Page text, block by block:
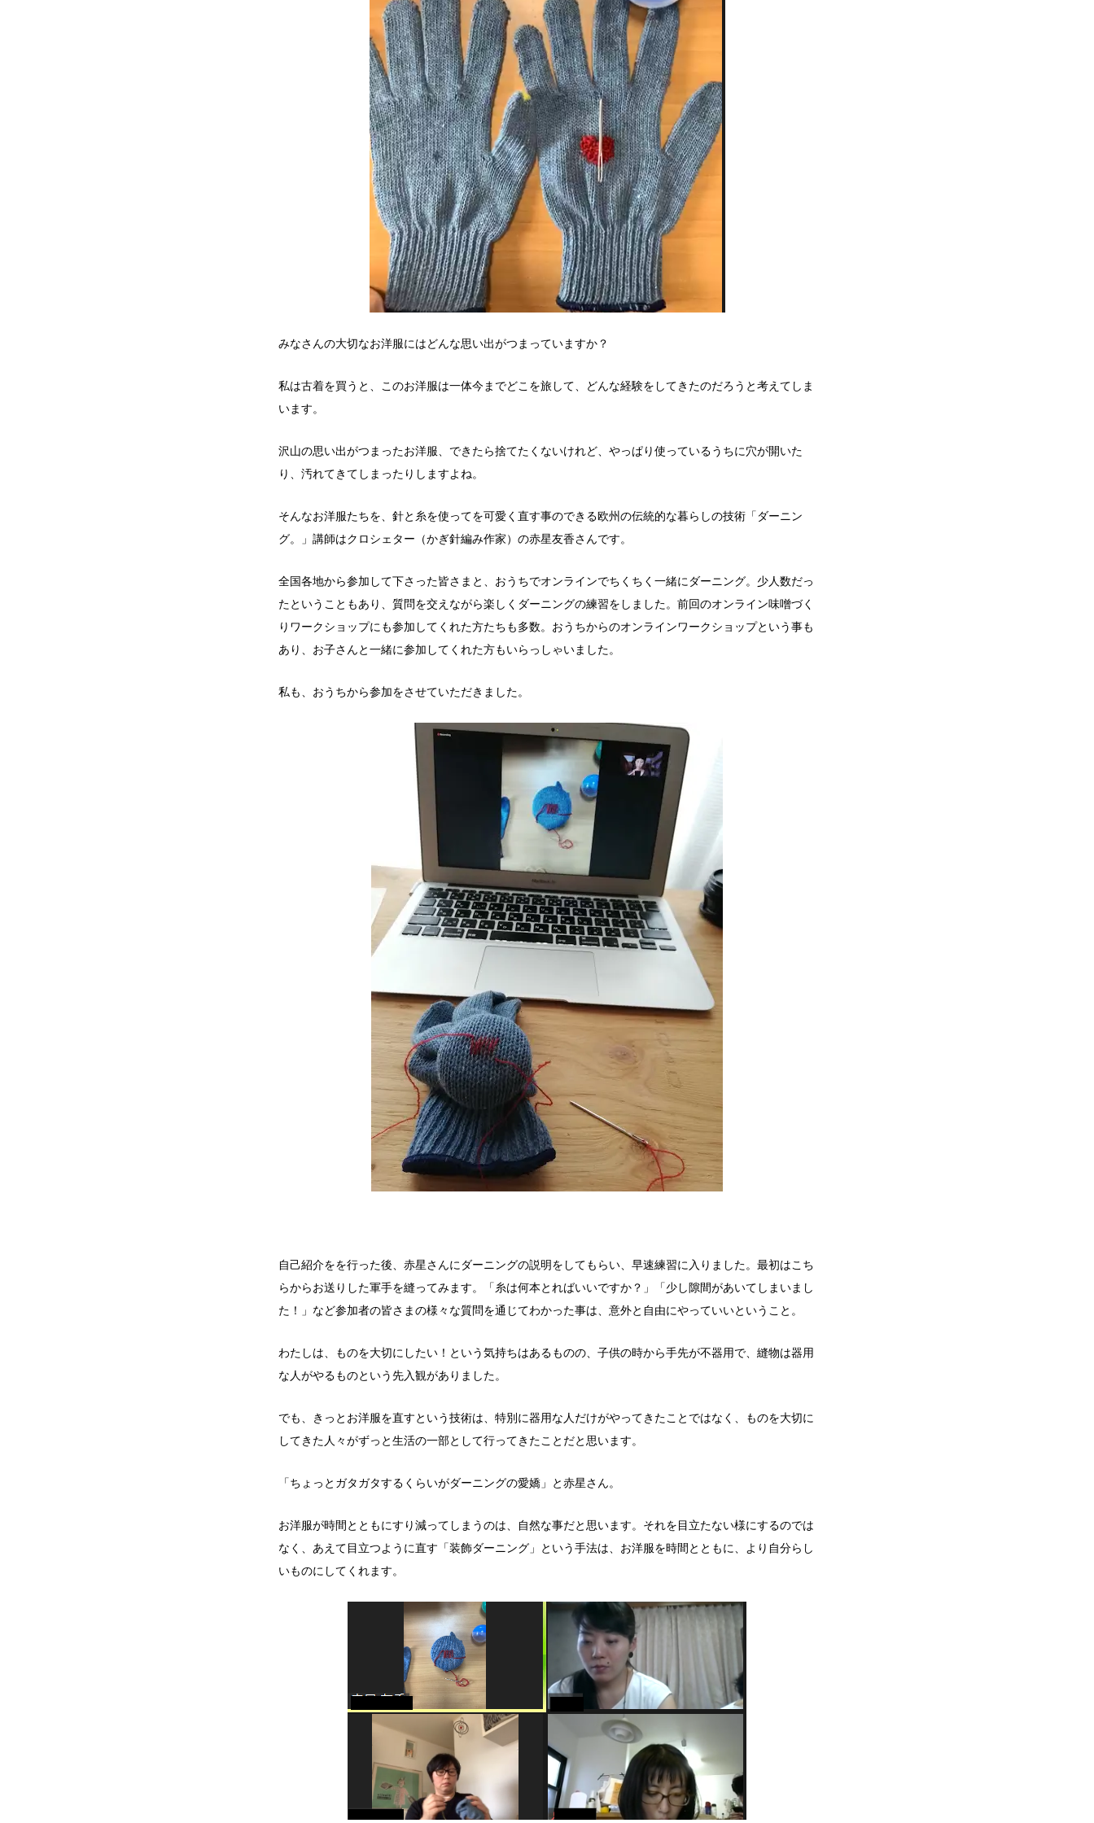
みなさんの大切なお洋服にはどんな思い出がつまっていますか？
私は古着を買うと、このお洋服は一体今までどこを旅して、どんな経験をしてきたのだろうと考えてしま
います。
沢山の思い出がつまったお洋服、できたら捨てたくないけれど、やっぱり使っているうちに穴が開いた
り、汚れてきてしまったりしますよね。
そんなお洋服たちを、針と糸を使ってを可愛く直す事のできる欧州の伝統的な暮らしの技術「ダーニン
グ。」講師はクロシェター（かぎ針編み作家）の赤星友香さんです。
全国各地から参加して下さった皆さまと、おうちでオンラインでちくちく一緒にダーニング。少人数だっ
たということもあり、質問を交えながら楽しくダーニングの練習をしました。前回のオンライン味噌づく
りワークショップにも参加してくれた方たちも多数。おうちからのオンラインワークショップという事も
あり、お子さんと一緒に参加してくれた方もいらっしゃいました。
私も、おうちから参加をさせていただきました。
自己紹介をを行った後、赤星さんにダーニングの説明をしてもらい、早速練習に入りました。最初はこち
らからお送りした軍手を縫ってみます。「糸は何本とればいいですか？」「少し隙間があいてしまいまし
た！」など参加者の皆さまの様々な質問を通じてわかった事は、意外と自由にやっていいということ。
わたしは、ものを大切にしたい！という気持ちはあるものの、子供の時から手先が不器用で、縫物は器用
な人がやるものという先入観がありました。
でも、きっとお洋服を直すという技術は、特別に器用な人だけがやってきたことではなく、ものを大切に
してきた人々がずっと生活の一部として行ってきたことだと思います。
「ちょっとガタガタするくらいがダーニングの愛嬌」と赤星さん。
お洋服が時間とともにすり減ってしまうのは、自然な事だと思います。それを目立たない様にするのでは
なく、あえて目立つように直す「装飾ダーニング」という手法は、お洋服を時間とともに、より自分らし
いものにしてくれます。